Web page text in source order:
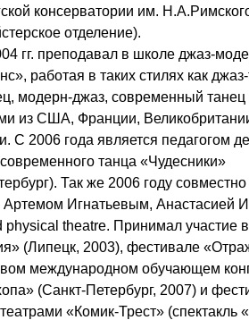
консерватории им.
отделение).
гг. преподавал в школе
работая в таких стилях как
модерн‑джаз, современный танец
из США, Франции,
С 2006 года является педагогом
танца «Чудесники»
Так же 2006 году
Артемом Игнатьевым, Анастасией
physical theatre. Принимал участие
(Липецк, 2003), фестивале
международном обучающем
(Санкт‑Петербург, 2007) и
«Комик‑Трест» (спектакль